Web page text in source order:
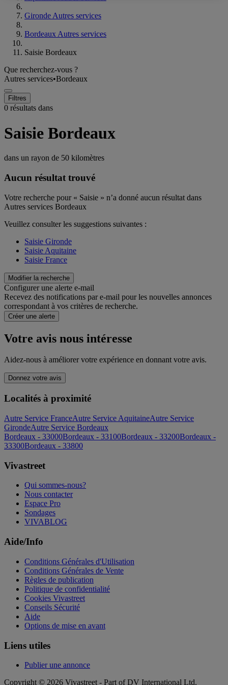
Gironde Autres services
Bordeaux Autres services
Saisie Bordeaux
Que recherchez-vous ?
Autres services•Bordeaux
Filtres
0 résultats dans
Saisie Bordeaux
dans un rayon de 50 kilomètres
Aucun résultat trouvé
Votre recherche pour « Saisie » n’a donné aucun résultat dans
Autres services Bordeaux
Veuillez consulter les suggestions suivantes :
Saisie Gironde
Saisie Aquitaine
Saisie France
Modifier la recherche
Configurer une alerte e-mail
Recevez des notifications par e-mail pour les nouvelles annonces
correspondant à vos critères de recherche.
Créer une alerte
Votre avis nous intéresse
Aidez-nous à améliorer votre expérience en donnant votre avis.
Donnez votre avis
Localités à proximité
Autre Service FranceAutre Service AquitaineAutre Service
GirondeAutre Service Bordeaux
Bordeaux - 33000Bordeaux - 33100Bordeaux - 33200Bordeaux -
33300Bordeaux - 33800
Vivastreet
Qui sommes-nous?
Nous contacter
Espace Pro
Sondages
VIVABLOG
Aide/Info
Conditions Générales d'Utilisation
Conditions Générales de Vente
Règles de publication
Politique de confidentialité
Cookies Vivastreet
Conseils Sécurité
Aide
Options de mise en avant
Liens utiles
Publier une annonce
Copyright © 2026 Vivastreet - Part of DV International Ltd.